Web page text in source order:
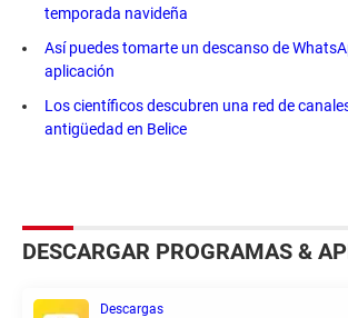
temporada navideña
Así puedes tomarte un descanso de
aplicación
Los científicos descubren una red de
antigüedad en Belice
DESCARGAR PROGRAMAS &
Descargas